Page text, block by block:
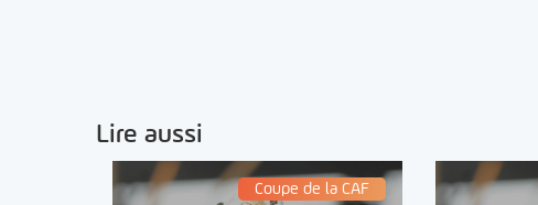
Lire aussi
Coupe de la CAF